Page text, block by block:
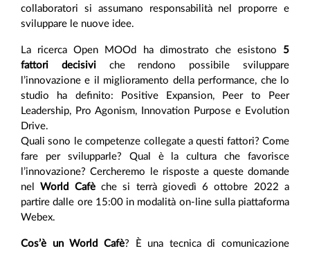
collaboratori si assumano responsabilità nel proporre e
sviluppare le nuove idee.
La ricerca Open MOOd ha dimostrato che esistono 5
fattori decisivi che rendono possibile sviluppare
l’innovazione e il miglioramento della performance, che lo
studio ha definito: Positive Expansion, Peer to Peer
Leadership, Pro Agonism, Innovation Purpose e Evolution
Drive.
Quali sono le competenze collegate a questi fattori? Come
fare per svilupparle? Qual è la cultura che favorisce
l’innovazione? Cercheremo le risposte a queste domande
nelWorld Cafè che si terrà giovedì 6 ottobre 2022 a
partire dalle ore 15:00 in modalità on-line sulla piattaforma
Webex.
Cos’è un World Cafè? È una tecnica di comunicazione